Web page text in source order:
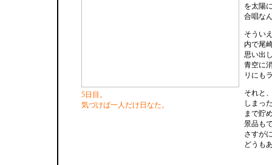
5日目。
気づけば一人だけ日なた。
を太陽
合唱な
そうい
内で尾
思い出
青空に
リにも
それと
しまっ
まで貯
景品も
さすが
どうも